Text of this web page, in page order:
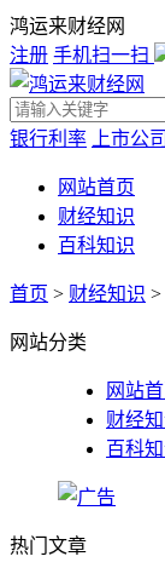
鸿运来财经网
注册 手机扫一扫
银行利率 上市公司
网站首页
财经知识
百科知识
首页 > 财经知识 >
网站分类
网站
财经
百科
热门文章